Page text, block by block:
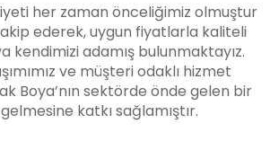
her zaman önceliğimiz olmuştur
ederek, uygun fiyatlarla kaliteli
kendimizi adamış bulunmaktayız.
ve müşteri odaklı hizmet
Boya’nın sektörde önde gelen bir
katkı sağlamıştır.